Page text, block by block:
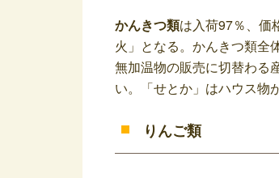
かんきつ類は入荷97％、価
火」となる。かんきつ類全
無加温物の販売に切替わる
い。「せとか」はハウス物
りんご類